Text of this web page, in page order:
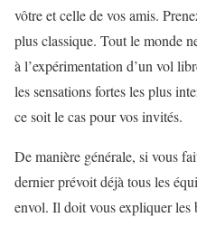
vôtre et celle de vos amis.
plus classique. Tout le monde
à l’expérimentation d’un vol
les sensations fortes les plus
ce soit le cas pour vos invités.
De manière générale, si vous
dernier prévoit déjà tous les
envol. Il doit vous expliquer les